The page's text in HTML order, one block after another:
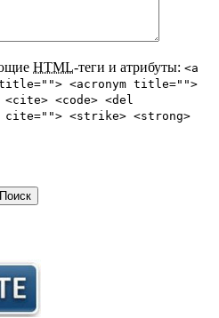
HTML-теги и атрибуты: <a
<acronym title="">
<code> <del
cite=""> <strike> <strong>